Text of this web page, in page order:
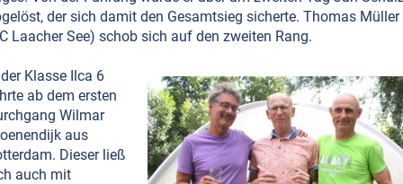
der sich damit den Gesamtsieg sicherte. Thomas Müller
Laacher See) schob sich auf den zweiten Rang.
Klasse Ilca 6
ab dem ersten
Wilmar
aus
Dieser ließ
auch mit